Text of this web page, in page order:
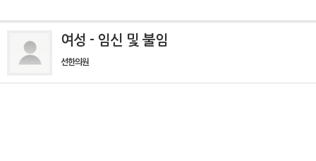
여성 - 임신 및 불임
선한의원